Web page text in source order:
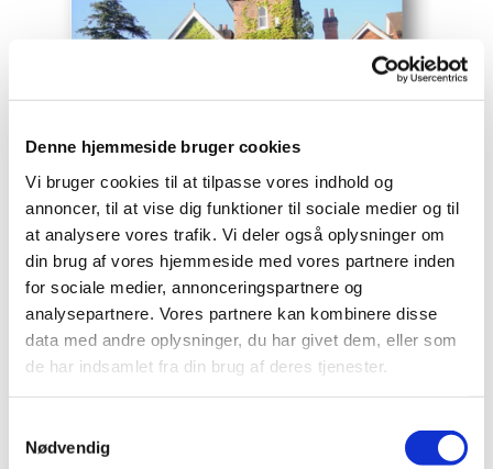
Denne hjemmeside bruger cookies
Vi bruger cookies til at tilpasse vores indhold og
annoncer, til at vise dig funktioner til sociale medier og til
at analysere vores trafik. Vi deler også oplysninger om
din brug af vores hjemmeside med vores partnere inden
for sociale medier, annonceringspartnere og
analysepartnere. Vores partnere kan kombinere disse
data med andre oplysninger, du har givet dem, eller som
de har indsamlet fra din brug af deres tjenester.
Nødvendig
DLK har en tæt forbindelse tilAcorn Christian
Healing Foundation, hvor Christian Listeners
hører hjemme. (foto)
Vi ser os som sendt til hele kirken i DK og dermed
tværkirkelige.